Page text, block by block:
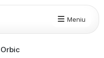
Meniu